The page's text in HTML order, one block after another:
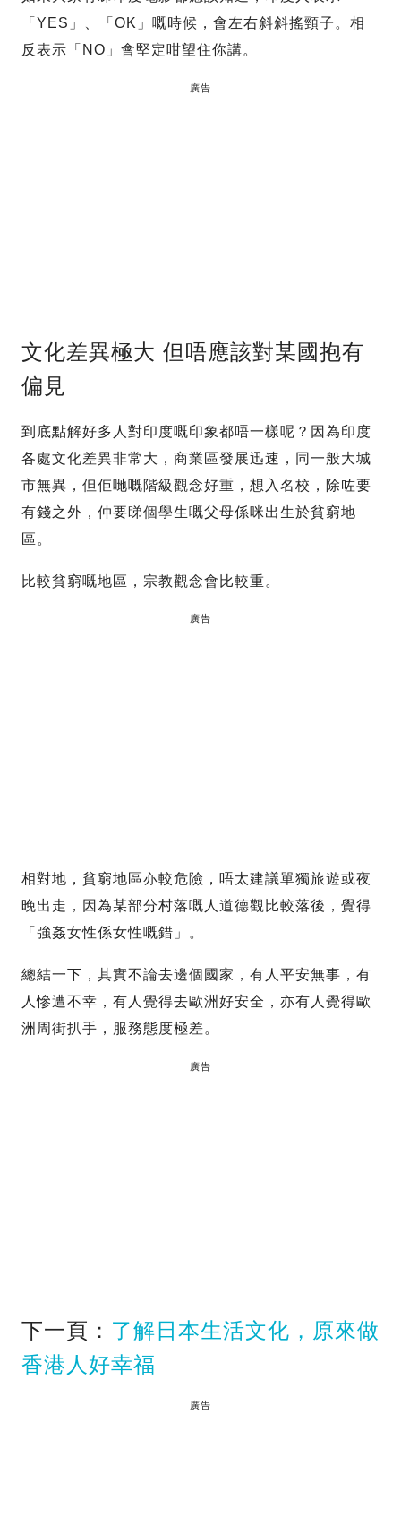
「YES」、「OK」嘅時候，會左右斜斜搖頸子。相
反表示「NO」會堅定咁望住你講。
廣告
文化差異極大 但唔應該對某國抱有
偏見
到底點解好多人對印度嘅印象都唔一樣呢？因為印度
各處文化差異非常大，商業區發展迅速，同一般大城
市無異，但佢哋嘅階級觀念好重，想入名校，除咗要
有錢之外，仲要睇個學生嘅父母係咪出生於貧窮地
區。
比較貧窮嘅地區，宗教觀念會比較重。
廣告
相對地，貧窮地區亦較危險，唔太建議單獨旅遊或夜
晚出走，因為某部分村落嘅人道德觀比較落後，覺得
「強姦女性係女性嘅錯」。
總結一下，其實不論去邊個國家，有人平安無事，有
人慘遭不幸，有人覺得去歐洲好安全，亦有人覺得歐
洲周街扒手，服務態度極差。
廣告
下一頁： 了解日本生活文化，原來做
香港人好幸福
廣告